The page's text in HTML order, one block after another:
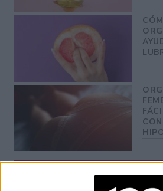
Si estás menstruando y querés